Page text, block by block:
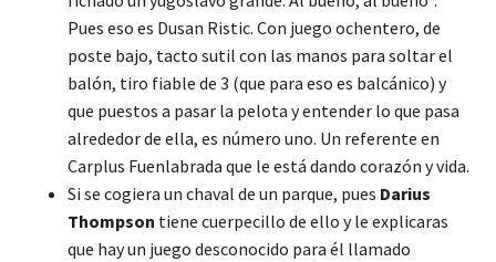
Pues eso es Dusan Ristic. Con juego ochentero, de
poste bajo, tacto sutil con las manos para soltar el
balón, tiro fiable de 3 (que para eso es balcánico) y
que puestos a pasar la pelota y entender lo que pasa
alrededor de ella, es número uno. Un referente en
Carplus Fuenlabrada que le está dando corazón y vida.
Si se cogiera un chaval de un parque, pues Darius
Thompson tiene cuerpecillo de ello y le explicaras
que hay un juego desconocido para él llamado